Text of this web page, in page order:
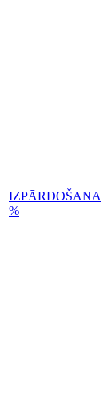
IZPĀRDOŠANA
%